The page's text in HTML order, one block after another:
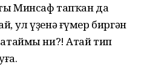
Минсаф тапҡан да
ул үҙенә ғүмер биргән
ни?! Атай тип